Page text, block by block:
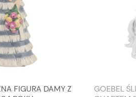
FIGURA DAMY Z
GOEBEL